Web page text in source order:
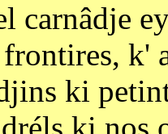
carnâdje
k'
ki